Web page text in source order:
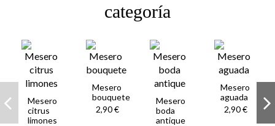
categoría
Mesero
citrus
limones
Mesero
bouquete
2,90 €
Mesero
boda
antique
Mesero
aguada
2,90 €